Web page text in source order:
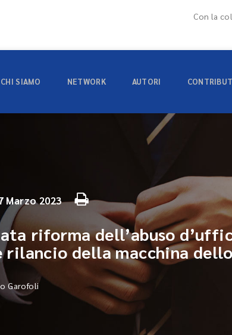
Con la
CHI SIAMO NETWORK AUTORI
Marzo 2023
riforma dell’abuso
rilancio della macchina
Garofoli